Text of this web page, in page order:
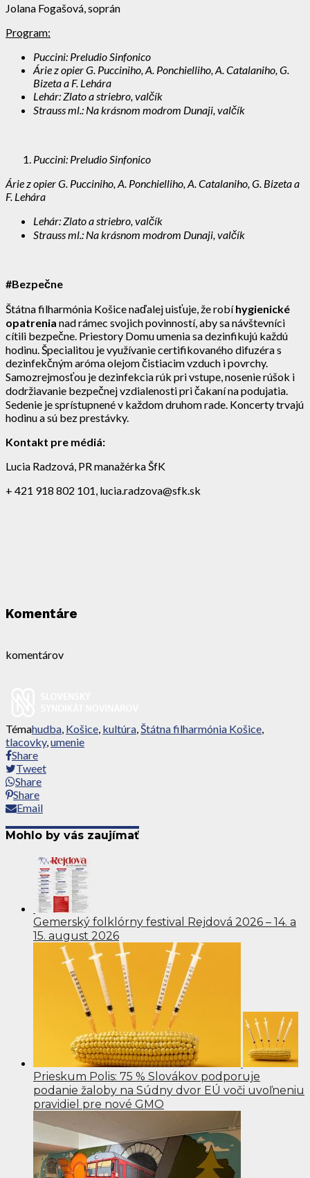
Jolana Fogašová, soprán
Program:
Puccini: Preludio Sinfonico
Árie z opier G. Pucciniho, A. Ponchielliho, A. Catalaniho, G.
Bizeta a F. Lehára
Lehár: Zlato a striebro, valčík
Strauss ml.: Na krásnom modrom Dunaji, valčík
Puccini: Preludio Sinfonico
Árie z opier G. Pucciniho, A. Ponchielliho, A. Catalaniho, G. Bizeta a
F. Lehára
Lehár: Zlato a striebro, valčík
Strauss ml.: Na krásnom modrom Dunaji, valčík
#Bezpečne
Štátna filharmónia Košice naďalej uisťuje, že robíhygienické
opatrenia nad rámec svojich povinností, aby sa návštevníci
cítili bezpečne. Priestory Domu umenia sa dezinfikujú každú
hodinu. Špecialitou je využívanie certifikovaného difuzéra s
dezinfekčným aróma olejom čistiacim vzduch i povrchy.
Samozrejmosťou je dezinfekcia rúk pri vstupe, nosenie rúšok i
dodržiavanie bezpečnej vzdialenosti pri čakaní na podujatia.
Sedenie je sprístupnené v každom druhom rade. Koncerty trvajú
hodinu a sú bez prestávky.
Kontakt pre médiá:
Lucia Radzová, PR manažérka ŠfK
+ 421 918 802 101, lucia.radzova@sfk.sk
Komentáre
komentárov
Témahudba, Košice, kultúra,Štátna filharmónia Košice,
tlacovky,umenie
Share
Tweet
Share
Share
Email
Mohlo by vás zaujímať
Gemerský folklórny festival Rejdová 2026 – 14. a
15. august 2026
Prieskum Polis: 75 % Slovákov podporuje
podanie žaloby na Súdny dvor EÚ voči uvoľneniu
pravidiel pre nové GMO